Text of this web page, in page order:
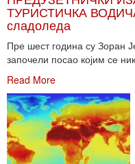
ТУРИСТИЧКА
сладоледа
Пре шест година су Зоран
започели посао којим се
Read More